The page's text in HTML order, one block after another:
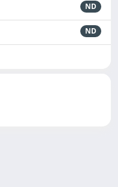
ND
ND